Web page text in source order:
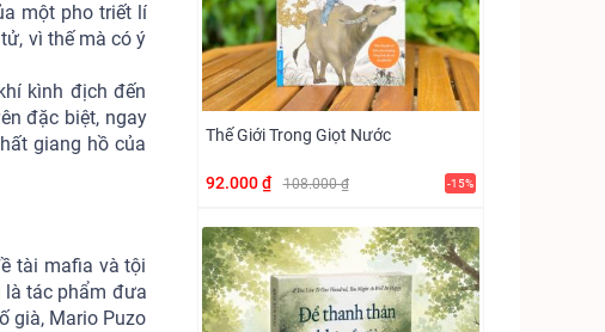
một pho triết lí
vì thế mà có ý
kình địch đến
đặc biệt, ngay
giang hồ của
tài mafia và tội
là tác phẩm đưa
già, Mario Puzo
Thế Giới Trong Giọt Nước
92.000 ₫ 108.000 ₫ -15%